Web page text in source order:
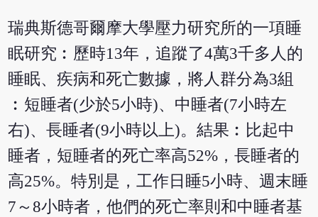
瑞典斯德哥爾摩大學壓力研究所的一項睡
眠研究︰歷時13年，追蹤了4萬3千多人的
睡眠、疾病和死亡數據，將人群分為3組
︰短睡者(少於5小時)、中睡者(7小時左
右)、長睡者(9小時以上)。結果︰比起中
睡者，短睡者的死亡率高52%，長睡者的
高25%。特別是，工作日睡5小時、週末睡
7～8小時者，他們的死亡率則和中睡者基